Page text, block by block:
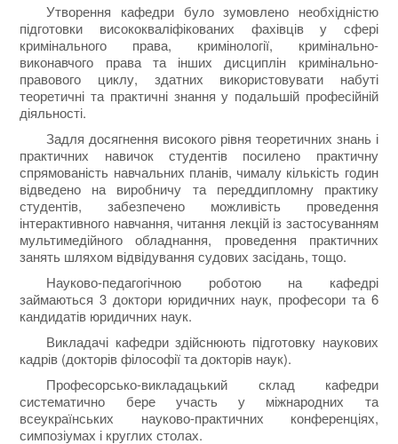
Утворення кафедри було зумовлено необхідністю
підготовки висококваліфікованих фахівців у сфері
кримінального права, кримінології, кримінально-
виконавчого права та інших дисциплін кримінально-
правового циклу, здатних використовувати набуті
теоретичні та практичні знання у подальшій професійній
діяльності.
Задля досягнення високого рівня теоретичних знань і
практичних навичок студентів посилено практичну
спрямованість навчальних планів, чималу кількість годин
відведено на виробничу та переддипломну практику
студентів, забезпечено можливість проведення
інтерактивного навчання, читання лекцій із застосуванням
мультимедійного обладнання, проведення практичних
занять шляхом відвідування судових засідань, тощо.
Науково-педагогічною роботою на кафедрі
займаються 3 доктори юридичних наук, професори та 6
кандидатів юридичних наук.
Викладачі кафедри здійснюють підготовку наукових
кадрів (докторів філософії та докторів наук).
Професорсько-викладацький склад кафедри
систематично бере участь у міжнародних та
всеукраїнських науково-практичних конференціях,
симпозіумах і круглих столах.